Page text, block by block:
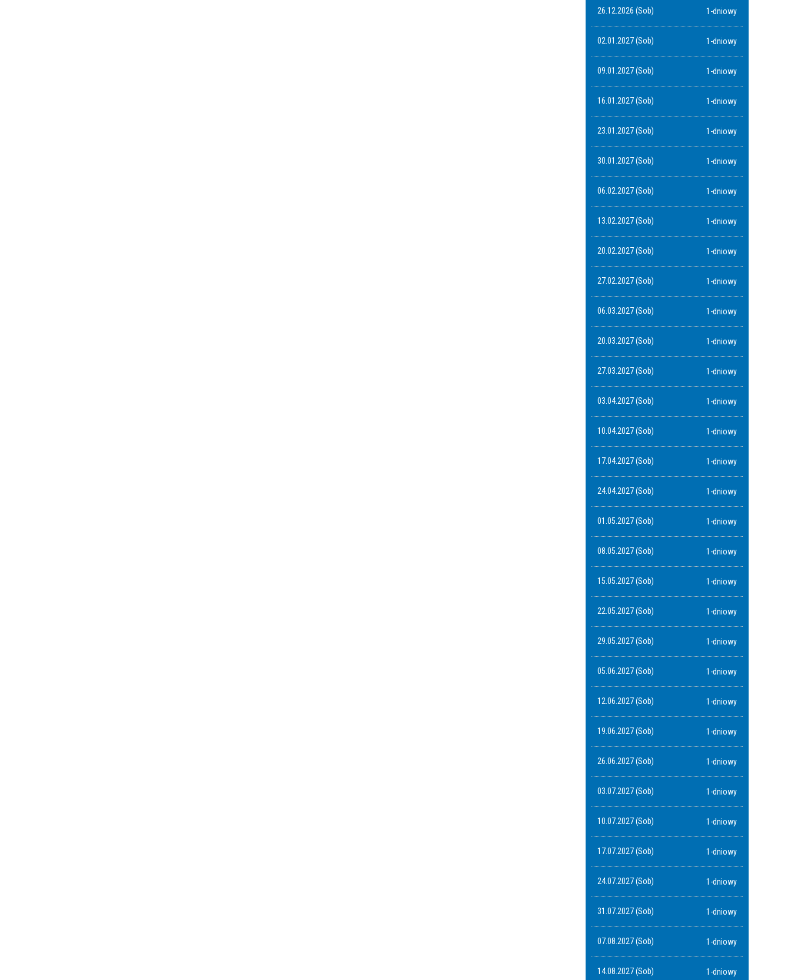
26.12.2026 (Sob) 1-dniowy
02.01.2027 (Sob) 1-dniowy
09.01.2027 (Sob) 1-dniowy
16.01.2027 (Sob) 1-dniowy
23.01.2027 (Sob) 1-dniowy
30.01.2027 (Sob) 1-dniowy
06.02.2027 (Sob) 1-dniowy
13.02.2027 (Sob) 1-dniowy
20.02.2027 (Sob) 1-dniowy
27.02.2027 (Sob) 1-dniowy
06.03.2027 (Sob) 1-dniowy
20.03.2027 (Sob) 1-dniowy
27.03.2027 (Sob) 1-dniowy
03.04.2027 (Sob) 1-dniowy
10.04.2027 (Sob) 1-dniowy
17.04.2027 (Sob) 1-dniowy
24.04.2027 (Sob) 1-dniowy
01.05.2027 (Sob) 1-dniowy
08.05.2027 (Sob) 1-dniowy
15.05.2027 (Sob) 1-dniowy
22.05.2027 (Sob) 1-dniowy
29.05.2027 (Sob) 1-dniowy
05.06.2027 (Sob) 1-dniowy
12.06.2027 (Sob) 1-dniowy
19.06.2027 (Sob) 1-dniowy
26.06.2027 (Sob) 1-dniowy
03.07.2027 (Sob) 1-dniowy
10.07.2027 (Sob) 1-dniowy
17.07.2027 (Sob) 1-dniowy
24.07.2027 (Sob) 1-dniowy
31.07.2027 (Sob) 1-dniowy
07.08.2027 (Sob) 1-dniowy
14.08.2027 (Sob) 1-dniowy